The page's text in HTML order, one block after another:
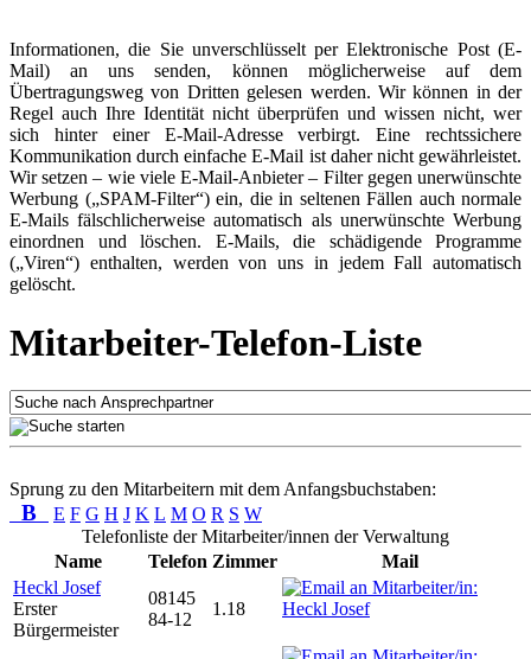
Informationen, die Sie unverschlüsselt per Elektronische Post (E-
Mail) an uns senden, können möglicherweise auf dem
Übertragungsweg von Dritten gelesen werden. Wir können in der
Regel auch Ihre Identität nicht überprüfen und wissen nicht, wer
sich hinter einer E-Mail-Adresse verbirgt. Eine rechtssichere
Kommunikation durch einfache E-Mail ist daher nicht gewährleistet.
Wir setzen – wie viele E-Mail-Anbieter – Filter gegen unerwünschte
Werbung („SPAM-Filter“) ein, die in seltenen Fällen auch normale
E-Mails fälschlicherweise automatisch als unerwünschte Werbung
einordnen und löschen. E-Mails, die schädigende Programme
(„Viren“) enthalten, werden von uns in jedem Fall automatisch
gelöscht.
Mitarbeiter-Telefon-Liste
Sprung zu den Mitarbeitern mit dem Anfangsbuchstaben:
B E F G H J K L M O R S W
Telefonliste der Mitarbeiter/innen der Verwaltung
Name
Telefon Zimmer
Mail
Heckl Josef
Erster
Bürgermeister
08145
84-12
1.18